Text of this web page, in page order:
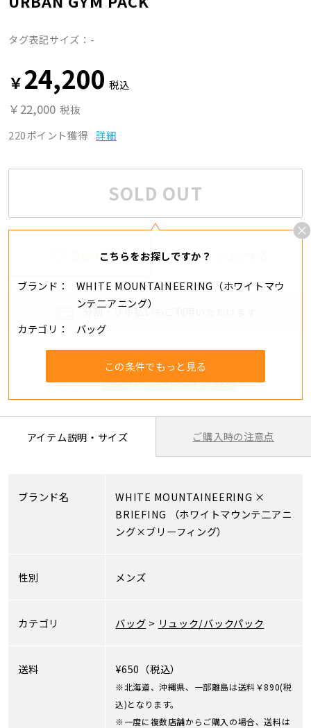
タグ表記サイズ：-
￥24,200 税込
￥22,000 税抜
220ポイント獲得 詳細
SOLD OUT
こちらをお探しですか？
ブランド
WHITE MOUNTAINEERING（ホワイトマウ
ンテ二アニング）
カテゴリ
バッグ
この条件でもっと見る
追加する
分割・リボ払いもご利用いただけます
アイテム説明・サイズ ご購入時の注意点
ブランド名 WHITE MOUNTAINEERING ×
BRIEFING （ホワイトマウンテ二アニ
ング×ブリーフィング）
性別 メンズ
カテゴリ バッグ > リュック/バックパック
送料 ¥650（税込）
※北海道、沖縄県、一部離島は送料￥890(税
込)となります。
※一度に複数店舗からご購入の場合、送料は